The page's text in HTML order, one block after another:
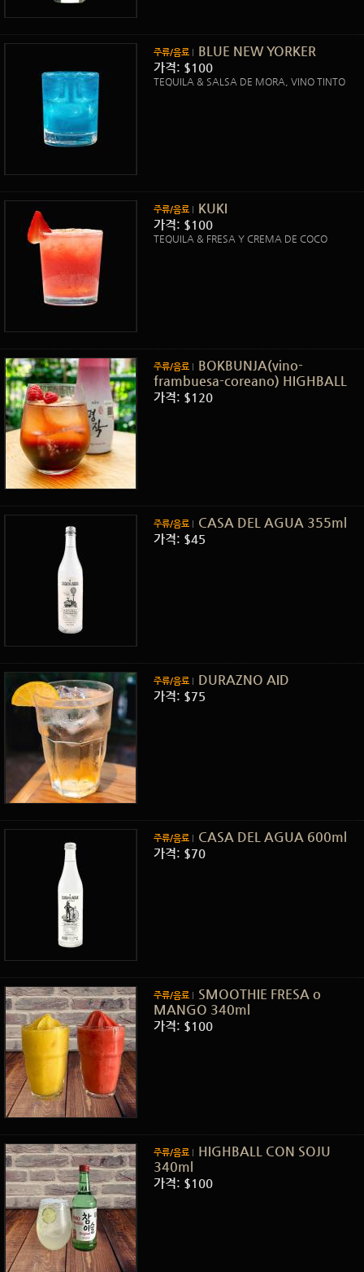
주류/음료 BLUE NEW YORKER
가격: $100
TEQUILA & SALSA DE MORA, VINO TINTO
주류/음료 KUKI
가격: $100
TEQUILA & FRESA Y CREMA DE COCO
주류/음료
BOKBUNJA(vino-
frambuesa-coreano) HIGHBALL
가격: $120
주류/음료 CASA DEL AGUA 355ml
가격: $45
주류/음료 DURAZNO AID
가격: $75
주류/음료 CASA DEL AGUA 600ml
가격: $70
주류/음료
SMOOTHIE FRESA o
MANGO 340ml
가격: $100
주류/음료
HIGHBALL CON SOJU
340ml
가격: $100